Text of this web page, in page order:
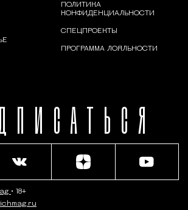
ПОЛИТИКА
КОНФИДЕНЦИАЛЬНОСТИ
СПЕЦПРОЕКТЫ
ПРОГРАММА ЛОЯЛЬНОСТИ
• 18+